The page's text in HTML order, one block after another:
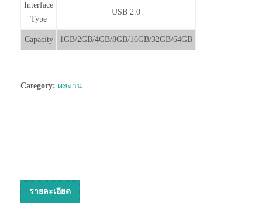
Interface
Type
USB 2.0
Capacity 1GB/2GB/4GB/8GB/16GB/32GB/64GB
Category: ผลงาน
รายละเอียด